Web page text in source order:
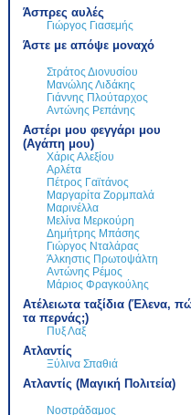
Άσπρες αυλές
Γιώργος Γιασεμής
Άστε με απόψε μοναχό
Στράτος Διονυσίου
Μανώλης Λιδάκης
Γιάννης Πλούταρχος
Αντώνης Ρεπάνης
Αστέρι μου φεγγάρι μου
(Αγάπη μου)
Χάρις Αλεξίου
Αρλέτα
Πέτρος Γαϊτάνος
Μαργαρίτα Ζορμπαλά
Μαρινέλλα
Μελίνα Μερκούρη
Δημήτρης Μπάσης
Γιώργος Νταλάρας
Άλκηστις Πρωτοψάλτη
Αντώνης Ρέμος
Μάριος Φραγκούλης
Ατέλειωτα ταξίδια (Έλενα,
τα περνάς;)
Πυξ Λαξ
Ατλαντίς
Ξύλινα Σπαθιά
Ατλαντίς (Μαγική Πολιτεία)
Νοστράδαμος